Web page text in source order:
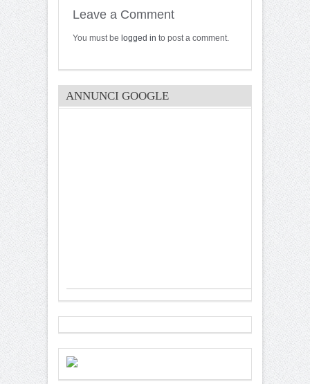
Leave a Comment
You must be logged in to post a comment.
ANNUNCI GOOGLE